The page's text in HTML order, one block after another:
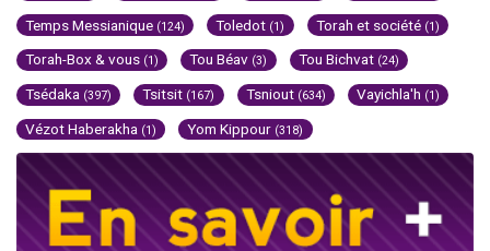
Temps Messianique (124) Toledot (1) Torah et société (1)
Torah-Box & vous (1) Tou Béav (3) Tou Bichvat (24)
Tsédaka (397) Tsitsit (167) Tsniout (634) Vayichla'h (1)
Vézot Haberakha (1) Yom Kippour (318)